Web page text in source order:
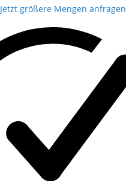
Jetzt größere Mengen anfragen